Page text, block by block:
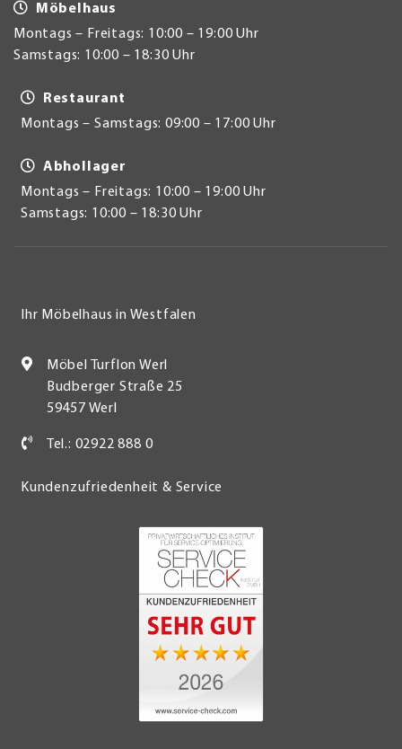
Möbelhaus
Montags – Freitags: 10:00 – 19:00 Uhr
Samstags: 10:00 – 18:30 Uhr
Restaurant
Montags – Samstags: 09:00 – 17:00 Uhr
Abhollager
Montags – Freitags: 10:00 – 19:00 Uhr
Samstags: 10:00 – 18:30 Uhr
Ihr Möbelhaus in Westfalen
Möbel Turflon Werl
Budberger Straße 25
59457 Werl
Tel.: 02922 888 0
Kundenzufriedenheit & Service